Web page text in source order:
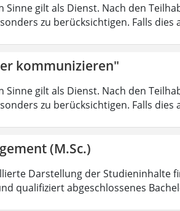
gilt als Dienst. Nach den
zu berücksichtigen. Falls dies
kommunizieren"
gilt als Dienst. Nach den
zu berücksichtigen. Falls dies
(M.Sc.)
Darstellung der Studieninhalte
qualifiziert abgeschlossenes